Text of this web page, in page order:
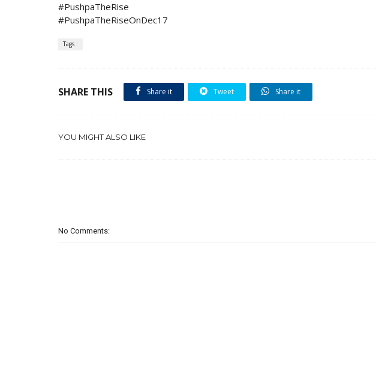
#PushpaTheRise
#PushpaTheRiseOnDec17
Tags :
SHARE THIS Share it Tweet Share it
YOU MIGHT ALSO LIKE
No Comments: